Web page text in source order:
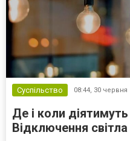
Суспільство 08:44, 30 червня
Де і коли
Відключення